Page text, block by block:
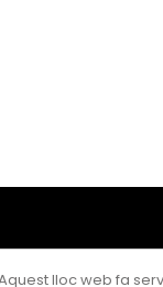
08302)lloc web fa